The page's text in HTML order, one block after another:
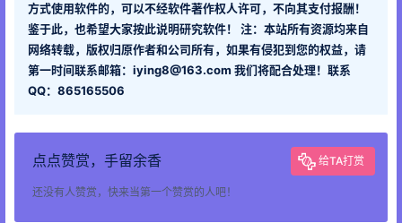
方式使用软件的，可以不经软件著作权人许可，不向其支付报酬！
鉴于此，也希望大家按此说明研究软件！ 注：本站所有资源均来自
网络转载，版权归原作者和公司所有，如果有侵犯到您的权益，请
第一时间联系邮箱：iying8@163.com 我们将配合处理！联系
QQ：865165506
点点赞赏，手留余香 给TA打赏
还没有人赞赏，快来当第一个赞赏的人吧！